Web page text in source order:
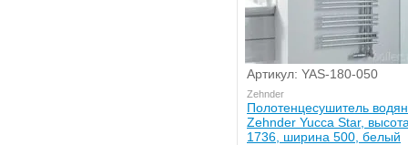
Артикул: YAS-180-050
Zehnder
Полотенцесушитель
Zehnder Yucca Star,
1736, ширина 500, белый